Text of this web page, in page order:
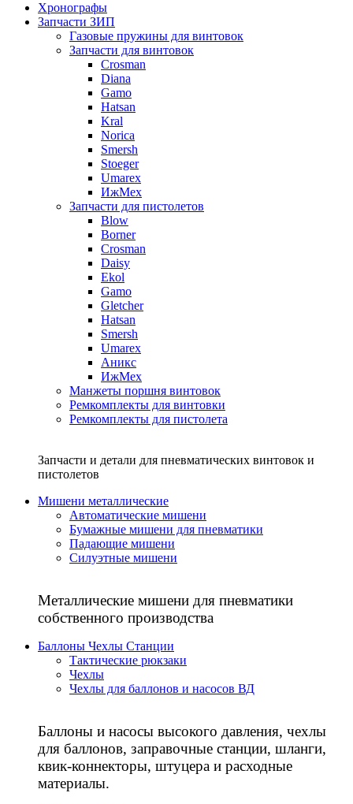
Хронографы
Запчасти ЗИП
Газовые пружины для винтовок
Запчасти для винтовок
Crosman
Diana
Gamo
Hatsan
Kral
Norica
Smersh
Stoeger
Umarex
ИжМех
Запчасти для пистолетов
Blow
Borner
Crosman
Daisy
Ekol
Gamo
Gletcher
Hatsan
Smersh
Umarex
Аникс
ИжМех
Манжеты поршня винтовок
Ремкомплекты для винтовки
Ремкомплекты для пистолета
Запчасти и детали для пневматических винтовок и
пистолетов
Мишени металлические
Автоматические мишени
Бумажные мишени для пневматики
Падающие мишени
Силуэтные мишени
Металлические мишени для пневматики
собственного производства
Баллоны Чехлы Станции
Тактические рюкзаки
Чехлы
Чехлы для баллонов и насосов ВД
Баллоны и насосы высокого давления, чехлы
для баллонов, заправочные станции, шланги,
квик-коннекторы, штуцера и расходные
материалы.